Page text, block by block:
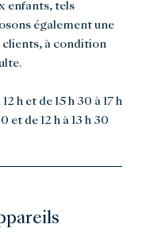
enfants, tels
également une
clients, à condition
h et de 15 h 30 à 17 h
et de 12 h à 13 h 30